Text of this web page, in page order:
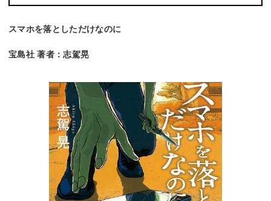
スマホを落としただけなのに
宝島社 著者：志駕晃